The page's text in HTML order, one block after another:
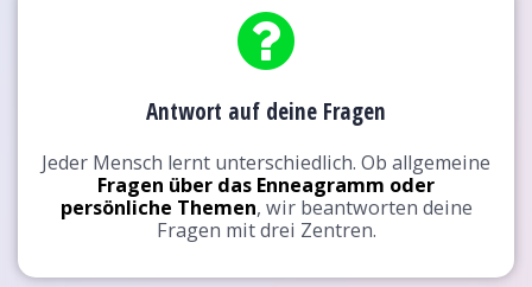
Antwort auf deine Fragen
Jeder Mensch lernt unterschiedlich. Ob allgemeine
Fragen über das Enneagramm oder
persönliche Themen, wir beantworten deine
Fragen mit drei Zentren.